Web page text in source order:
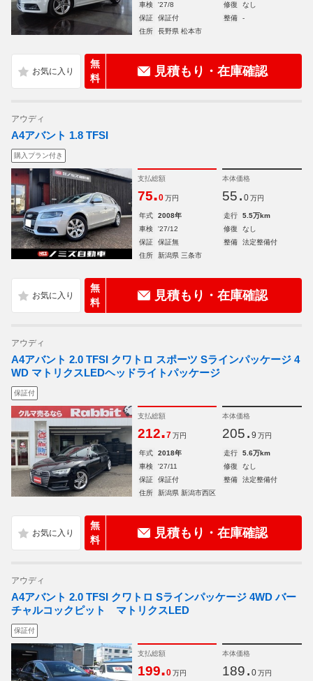
車検
'27/8 修復
なし
保証
保証付 整備
-
住所
長野県 松本市
無
料
見積もり・在庫確認
アウディ
A4アバント 1.8 TFSI
購入プラン付き
支払総額
75.0 万円
本体価格
55. 0 万円
年式 2008年 走行
5.5万km
車検
'27/12 修復
なし
保証
保証無 整備
法定整備付
住所
新潟県 三条市
無
料
見積もり・在庫確認
アウディ
A4アバント 2.0 TFSI クワトロ スポーツ Sラインパッケージ 4
WD マトリクスLEDヘッドライトパッケージ
保証付
支払総額
212.7 万円
本体価格
205. 9 万円
年式 2018年 走行
5.6万km
車検
'27/11 修復
なし
保証
保証付 整備
法定整備付
住所
新潟県 新潟市西区
無
料
見積もり・在庫確認
アウディ
A4アバント 2.0 TFSI クワトロ Sラインパッケージ 4WD バー
チャルコックピット マトリクスLED
保証付
支払総額
199.0 万円
本体価格
189. 0 万円